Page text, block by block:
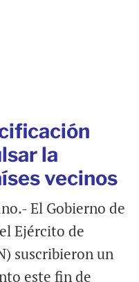
la
vecinos
El Gobierno de
Ejército de
suscribieron un
este fin de